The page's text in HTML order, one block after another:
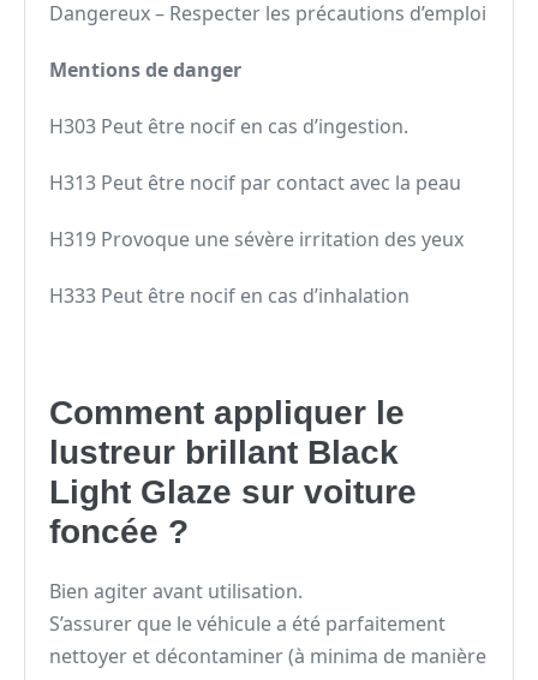
Dangereux – Respecter les précautions d’emploi
Mentions de danger
H303 Peut être nocif en cas d’ingestion.
H313 Peut être nocif par contact avec la peau
H319 Provoque une sévère irritation des yeux
H333 Peut être nocif en cas d’inhalation
Comment appliquer le
lustreur brillant Black
Light Glaze sur voiture
foncée ?
Bien agiter avant utilisation.
S’assurer que le véhicule a été parfaitement
nettoyer et décontaminer (à minima de manière